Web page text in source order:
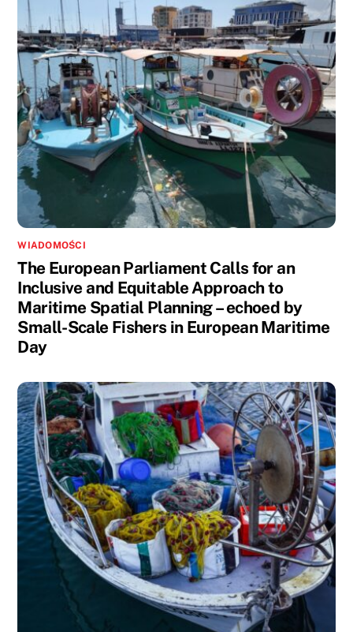
WIADOMOŚCI
The European Parliament Calls for an
Inclusive and Equitable Approach to
Maritime Spatial Planning – echoed by
Small-Scale Fishers in European Maritime
Day